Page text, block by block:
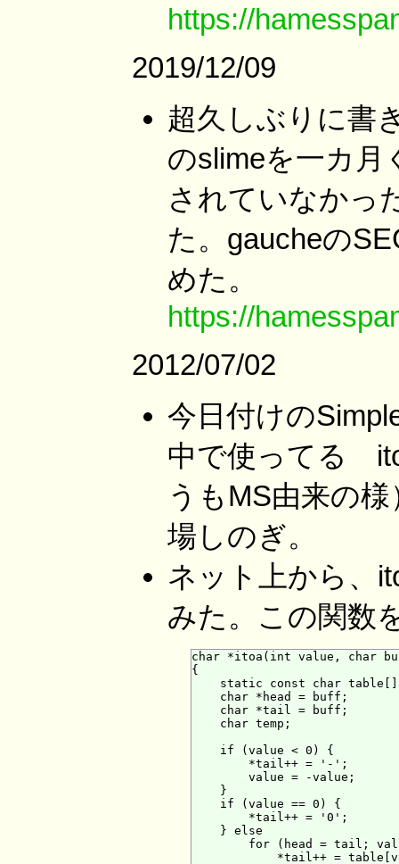
https://
2019/12/09
超久しぶりに書
のslimeを一カ月
されていなかっ
た。gaucheの
めた。
https://
2012/07/02
今日付けの
中で使ってる
うもMS由来の
場しのぎ。
ネット上から、
みた。この関数
char *itoa(int value, char
{
static const char
    char *head = buff;
    char *tail = buff;
    char temp;
    if (value < 0) {
        *tail++ = '-';
        value = -value;
    }
    if (value == 0) {
        *tail++ = '0';
    } else
for (head = tail;
*tail++ =